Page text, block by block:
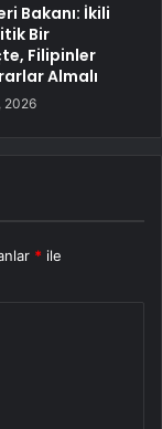
Bakanı: İkili
Bir
Filipinler
Almalı
2026
* ile